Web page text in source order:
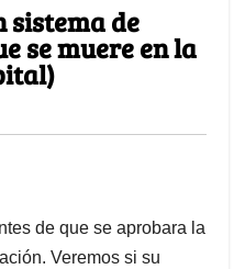
sistema de
se muere en la
de que se aprobara la
Veremos si su